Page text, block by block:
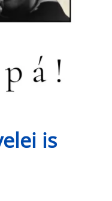
is